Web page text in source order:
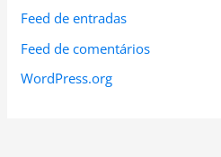
Feed de entradas
Feed de comentários
WordPress.org